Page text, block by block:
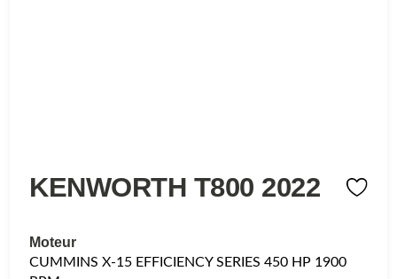
KENWORTH T800 2022
Moteur
CUMMINS X-15 EFFICIENCY SERIES 450 HP 1900